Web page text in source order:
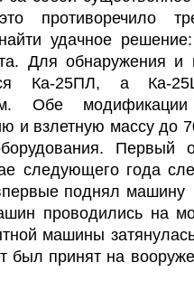
удачное
Для обнаружения и
Ка-25ПЛ, а Ка-
Обе
и взлетную массу до
Первый
следующего года
поднял машину
проводились на
машины
был принят на